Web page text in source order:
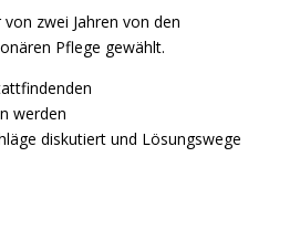
zwei Jahren von den
Pflege gewählt.
werden
diskutiert und Lösungswege